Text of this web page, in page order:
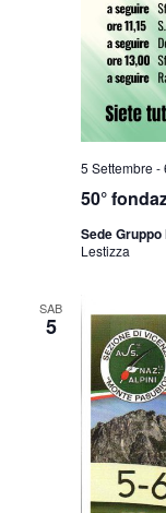
50°
5 Settembre -
Sede
Lestizza
SAB
5